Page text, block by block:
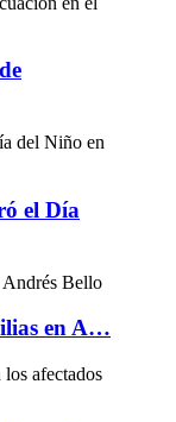
el Día
en A…